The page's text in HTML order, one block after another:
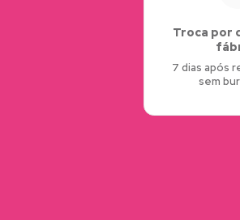
Troca por
7 dias após
sem